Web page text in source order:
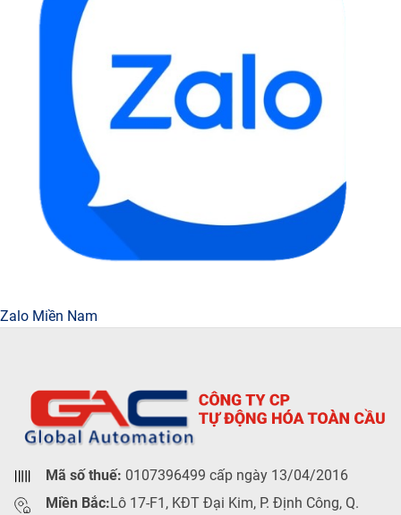
Zalo Miền Nam
Mã số thuế: 0107396499 cấp ngày 13/04/2016
Miền Bắc:Lô 17-F1, KĐT Đại Kim, P. Định Công, Q.